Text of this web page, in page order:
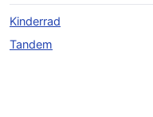
Kinderrad
Tandem